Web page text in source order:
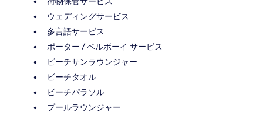
ウェディングサービス
多言語サービス
ポーター / ベルボーイ サービス
ビーチサンラウンジャー
ビーチタオル
ビーチパラソル
プールラウンジャー